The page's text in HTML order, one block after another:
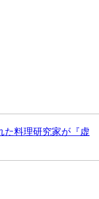
料理研究家が『虚